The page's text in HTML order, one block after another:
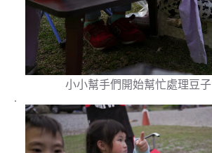
小小幫手們開始幫忙處理豆子
.